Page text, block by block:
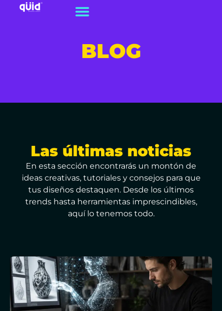
BLOG
Las últimas noticias
En esta sección encontrarás un montón de
ideas creativas, tutoriales y consejos para que
tus diseños destaquen. Desde los últimos
trends hasta herramientas imprescindibles,
aquí lo tenemos todo.